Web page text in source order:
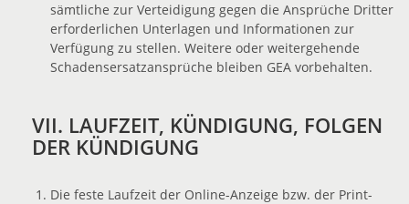
sämtliche zur Verteidigung gegen die Ansprüche Dritter
erforderlichen Unterlagen und Informationen zur
Verfügung zu stellen. Weitere oder weitergehende
Schadensersatzansprüche bleiben GEA vorbehalten.
VII. LAUFZEIT, KÜNDIGUNG, FOLGEN
DER KÜNDIGUNG
Die feste Laufzeit der Online-Anzeige bzw. der Print-